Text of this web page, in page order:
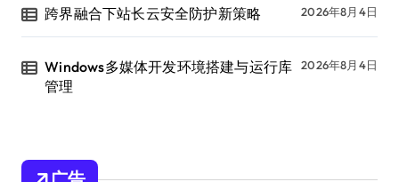
跨界融合下站长云安全防护新策略 2026年8月4日
Windows多媒体开发环境搭建与运行库
管理
2026年8月4日